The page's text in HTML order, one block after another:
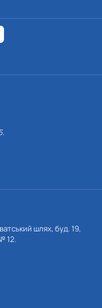
шлях, буд. 19,
12.